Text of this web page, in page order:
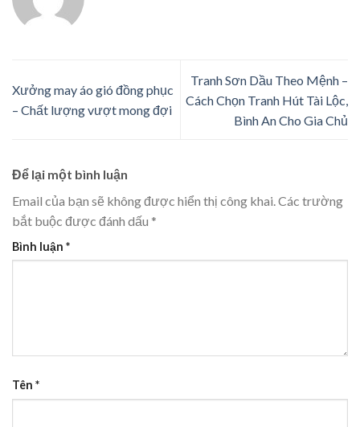
Xưởng may áo gió đồng phục
– Chất lượng vượt mong đợi
Tranh Sơn Dầu Theo Mệnh –
Cách Chọn Tranh Hút Tài Lộc,
Bình An Cho Gia Chủ
Để lại một bình luận
Email của bạn sẽ không được hiển thị công khai. Các trường
bắt buộc được đánh dấu *
Bình luận *
Tên *